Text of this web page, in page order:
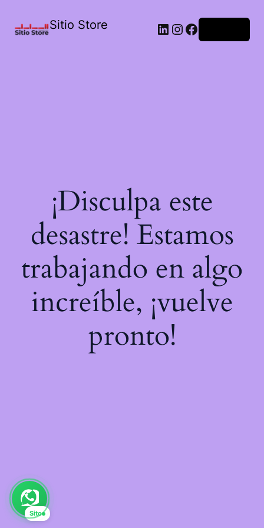
Sitio Store
¡Disculpa este
desastre! Estamos
trabajando en algo
increíble, ¡vuelve
pronto!
Sito